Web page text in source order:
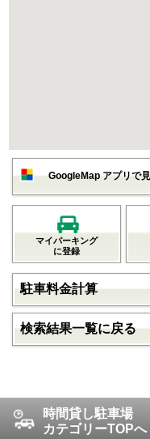
GoogleMap アプリで
マイパーキング
に登録
駐車料金計算
検索結果一覧に戻る
時間貸し駐車場
カテゴリーTOPへ